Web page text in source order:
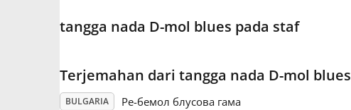
tangga nada D-mol blues pada staf
Terjemahan dari tangga nada D-mol blues
BULGARIA Ре-бемол блусова гама